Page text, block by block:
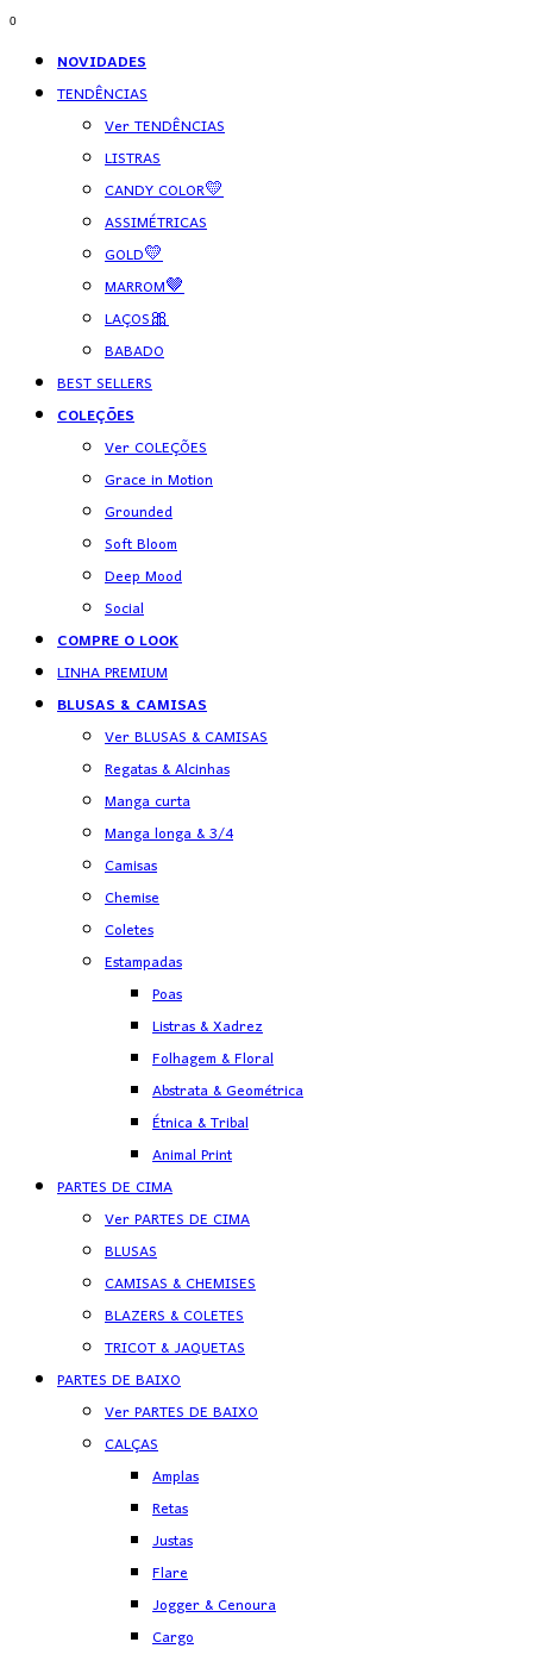
0
NOVIDADES
TENDÊNCIAS
Ver TENDÊNCIAS
LISTRAS
CANDY COLOR💛
ASSIMÉTRICAS
GOLD💛
MARROM🤎
LAÇOS🎀
BABADO
BEST SELLERS
COLEÇÕES
Ver COLEÇÕES
Grace in Motion
Grounded
Soft Bloom
Deep Mood
Social
COMPRE O LOOK
LINHA PREMIUM
BLUSAS & CAMISAS
Ver BLUSAS & CAMISAS
Regatas & Alcinhas
Manga curta
Manga longa & 3/4
Camisas
Chemise
Coletes
Estampadas
Poas
Listras & Xadrez
Folhagem & Floral
Abstrata & Geométrica
Étnica & Tribal
Animal Print
PARTES DE CIMA
Ver PARTES DE CIMA
BLUSAS
CAMISAS & CHEMISES
BLAZERS & COLETES
TRICOT & JAQUETAS
PARTES DE BAIXO
Ver PARTES DE BAIXO
CALÇAS
Amplas
Retas
Justas
Flare
Jogger & Cenoura
Cargo